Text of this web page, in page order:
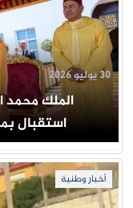
الملك
استقبال
30 يوليو 2026
أخبار وطنية